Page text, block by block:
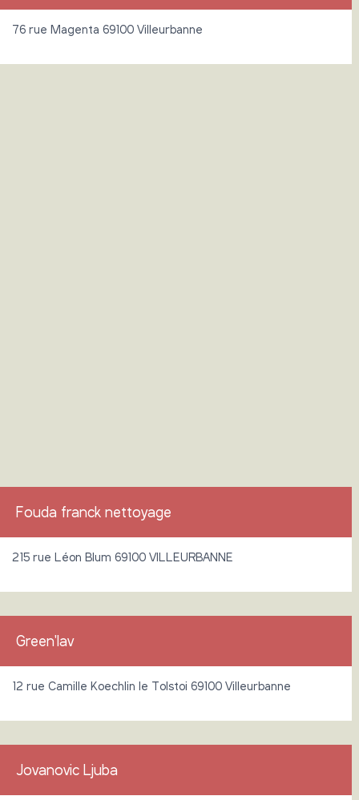
76 rue Magenta 69100 Villeurbanne
Fouda franck nettoyage
215 rue Léon Blum 69100 VILLEURBANNE
Green'lav
12 rue Camille Koechlin le Tolstoi 69100 Villeurbanne
Jovanovic Ljuba